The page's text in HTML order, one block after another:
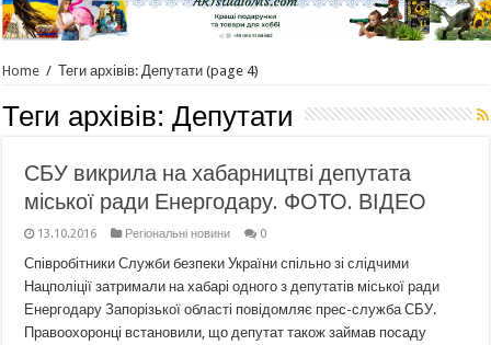
Home / Теги архівів: Депутати (page 4)
Теги архівів:Депутати
СБУ викрила на хабарництві депутата
міської ради Енергодару. ФОТО. ВІДЕО
13.10.2016 Регіональні новини 0
Співробітники Служби безпеки України спільно зі слідчими
Нацполіції затримали на хабарі одного з депутатів міської ради
Енергодару Запорізької області повідомляє прес-служба СБУ.
Правоохоронці встановили, що депутат також займав посаду